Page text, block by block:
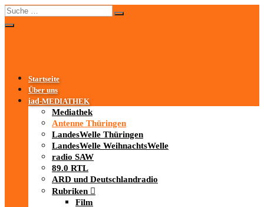
Startseite
Über uns
iad-MEDIATHEK
Mediathek
Antenne Thüringen
LandesWelle Thüringen
LandesWelle WeihnachtsWelle
radio SAW
89.0 RTL
ARD und Deutschlandradio
Rubriken
Film